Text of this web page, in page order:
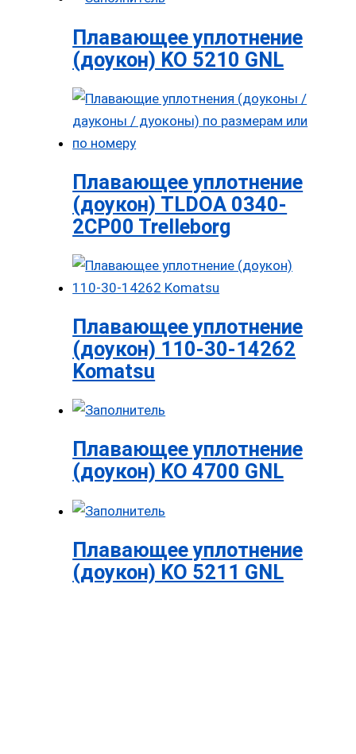
Плавающее уплотнение
(доукон) KO 5210 GNL
Плавающее уплотнение
(доукон) TLDOA 0340-
2CP00 Trelleborg
Плавающее уплотнение
(доукон) 110-30-14262
Komatsu
Плавающее уплотнение
(доукон) KO 4700 GNL
Плавающее уплотнение
(доукон) KO 5211 GNL